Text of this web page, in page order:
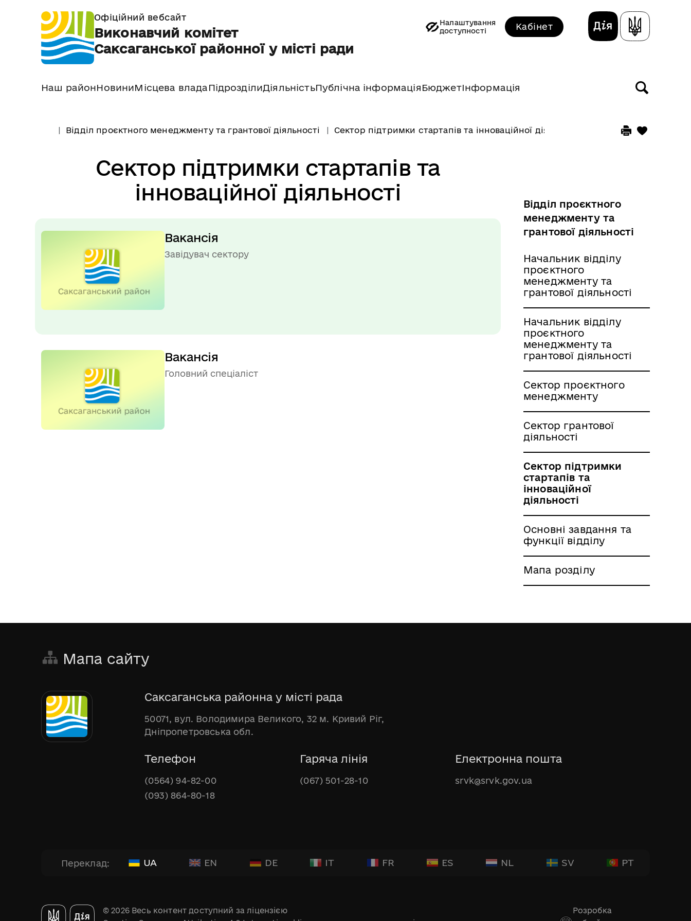
Офіційний вебсайт
Виконавчий комітет
Саксаганської районної у місті ради
Налаштування
доступності
Кабінет
Наш районНовиниМісцева влада ПідрозділиДіяльністьПублічна інформація БюджетІнформація
Відділ проєктного менеджменту та грантової діяльності Сектор підтримки стартапів та інноваційної діяльності
Сектор підтримки стартапів та
інноваційної діяльності
Вакансія
Завідувач сектору
Вакансія
Головний спеціаліст
Відділ проєктного
менеджменту та
грантової діяльності
Начальник відділу
проєктного
менеджменту та
грантової діяльності
Начальник відділу
проєктного
менеджменту та
грантової діяльності
Сектор проєктного
менеджменту
Сектор грантової
діяльності
Сектор підтримки
стартапів та
інноваційної
діяльності
Основні завдання та
функції відділу
Мапа розділу
Мапа сайту
Саксаганська районна у місті рада
50071, вул. Володимира Великого, 32 м. Кривий Ріг,
Дніпропетровська обл.
Телефон
(0564) 94-82-00
(093) 864-80-18
Гаряча лінія
(067) 501-28-10
Електронна пошта
srvk@srvk.gov.ua
Переклад: UA EN DE IT FR ES NL SV PT
© 2026 Весь контент доступний за ліцензією
Розробка